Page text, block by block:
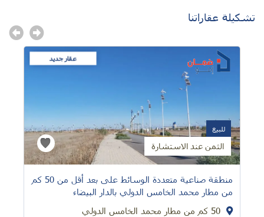
تشكيلة عقاراتنا
عقار جديد
للبيع
الثمن عند الاستشارة
منطقة صناعية متعددة الوسائط على بعد أقل من 50 كم
من مطار محمد الخامس الدولي بالدار البيضاء
50 كم من مطار محمد الخامس الدولي